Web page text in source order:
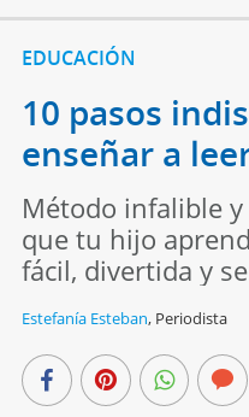
EDUCACIÓN
10 pasos
enseñar a
Método infalible
que tu hijo
fácil, divertida y
Estefanía Esteban, Periodista